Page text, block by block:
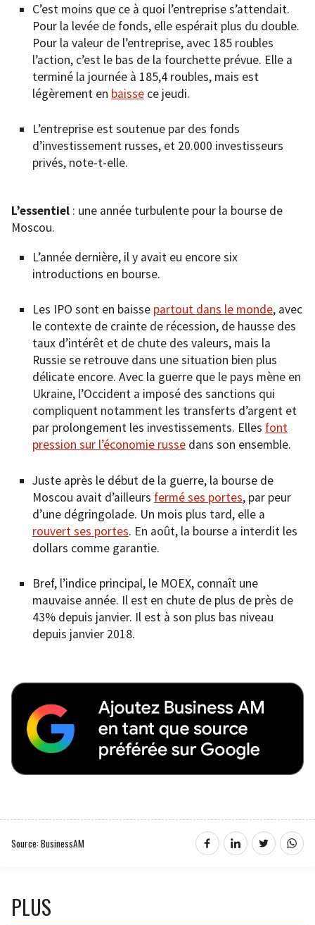
C’est moins que ce à quoi l’entreprise s’attendait.
Pour la levée de fonds, elle espérait plus du double.
Pour la valeur de l’entreprise, avec 185 roubles
l’action, c’est le bas de la fourchette prévue. Elle a
terminé la journée à 185,4 roubles, mais est
légèrement en baisse ce jeudi.
L’entreprise est soutenue par des fonds
d’investissement russes, et 20.000 investisseurs
privés, note-t-elle.
L’essentiel : une année turbulente pour la bourse de
Moscou.
L’année dernière, il y avait eu encore six
introductions en bourse.
Les IPO sont en baisse partout dans le monde, avec
le contexte de crainte de récession, de hausse des
taux d’intérêt et de chute des valeurs, mais la
Russie se retrouve dans une situation bien plus
délicate encore. Avec la guerre que le pays mène en
Ukraine, l’Occident a imposé des sanctions qui
compliquent notamment les transferts d’argent et
par prolongement les investissements. Elles font
pression sur l’économie russe dans son ensemble.
Juste après le début de la guerre, la bourse de
Moscou avait d’ailleurs fermé ses portes, par peur
d’une dégringolade. Un mois plus tard, elle a
rouvert ses portes. En août, la bourse a interdit les
dollars comme garantie.
Bref, l’indice principal, le MOEX, connaît une
mauvaise année. Il est en chute de plus de près de
43% depuis janvier. Il est à son plus bas niveau
depuis janvier 2018.
Source: BusinessAM
PLUS